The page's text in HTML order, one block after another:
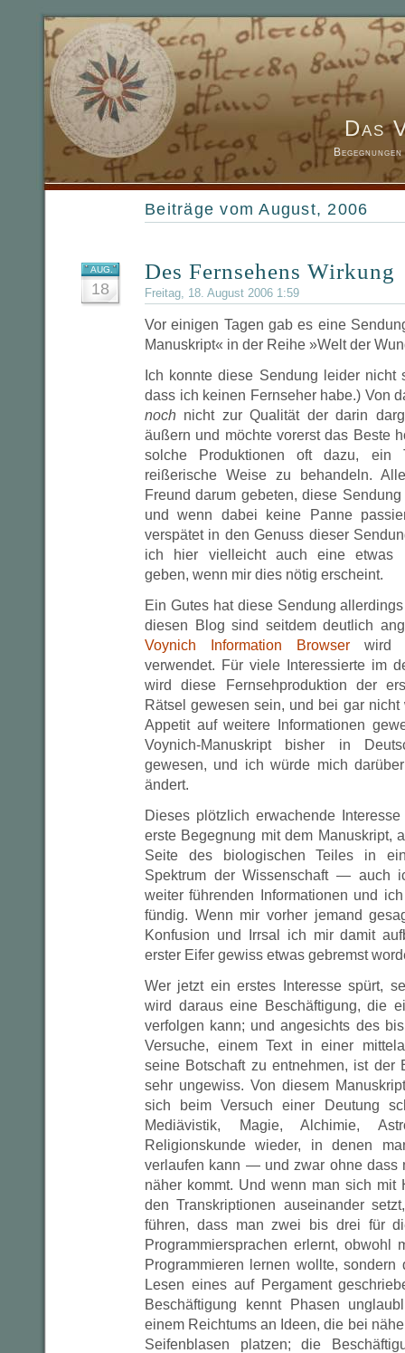
Das
Beiträge vom August, 2006
AUG.
18
Des Fernsehens Wirkung
Freitag, 18. August 2006 1:59
Vor einigen Tagen gab es eine
Manuskript« in der Reihe »Welt der
Ich konnte diese Sendung leider nicht
dass ich keinen Fernseher habe.) Von
noch nicht zur Qualität der darin
äußern und möchte vorerst das Beste
solche Produktionen oft dazu, ein
reißerische Weise zu behandeln.
Freund darum gebeten, diese
und wenn dabei keine Panne
verspätet in den Genuss dieser
ich hier vielleicht auch eine etwas
geben, wenn mir dies nötig erscheint.
Ein Gutes hat diese Sendung
diesen Blog sind seitdem deutlich
Voynich Information Browser wird
verwendet. Für viele Interessierte im
wird diese Fernsehproduktion der
Rätsel gewesen sein, und bei gar
Appetit auf weitere Informationen
Voynich-Manuskript bisher in
gewesen, und ich würde mich
ändert.
Dieses plötzlich erwachende
erste Begegnung mit dem Manuskript,
Seite des biologischen Teiles in
Spektrum der Wissenschaft — auch
weiter führenden Informationen und
fündig. Wenn mir vorher jemand
Konfusion und Irrsal ich mir damit
erster Eifer gewiss etwas gebremst
Wer jetzt ein erstes Interesse spürt,
wird daraus eine Beschäftigung, die
verfolgen kann; und angesichts des
Versuche, einem Text in einer
seine Botschaft zu entnehmen, ist der
sehr ungewiss. Von diesem
sich beim Versuch einer Deutung
Mediävistik, Magie, Alchimie,
Religionskunde wieder, in denen
verlaufen kann — und zwar ohne dass
näher kommt. Und wenn man sich mit
den Transkriptionen auseinander
führen, dass man zwei bis drei für
Programmiersprachen erlernt, obwohl
Programmieren lernen wollte,
Lesen eines auf Pergament
Beschäftigung kennt Phasen
einem Reichtums an Ideen, die bei
Seifenblasen platzen; die